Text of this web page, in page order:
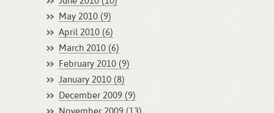
May 2010 (9)
April 2010 (6)
March 2010 (6)
February 2010 (9)
January 2010 (8)
December 2009 (9)